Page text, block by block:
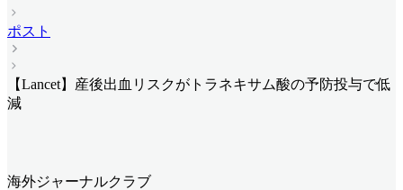
ポスト
【Lancet】産後出血リスクがトラネキサム酸の予防投与で低
減
海外ジャーナルクラブ